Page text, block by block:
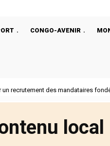
CONGO-AVENIR
des mandataires fondé
au Rwanda
local